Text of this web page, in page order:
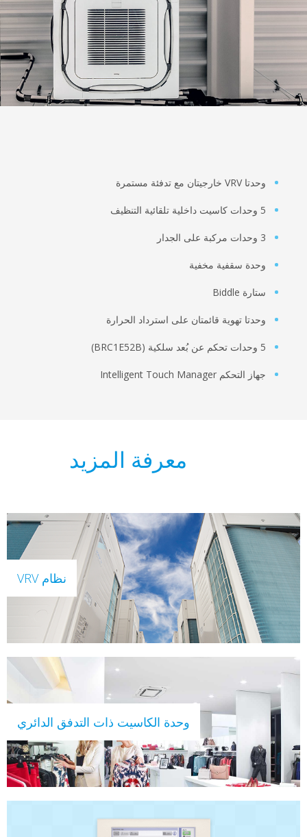
وحدتا VRV خارجيتان مع تدفئة مستمرة
وحدة سقفية مخفية
ستارة Biddle
وحدتا تهوية قائمتان على استرداد الحرارة
جهاز التحكم Intelligent Touch Manager
معرفة المزيد
نظام VRV
وحدة الكاسيت ذات التدفق الدائري